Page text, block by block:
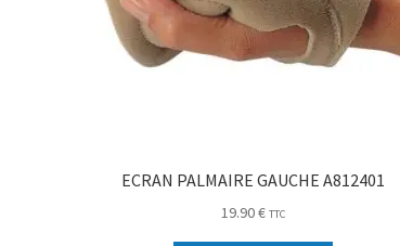
ECRAN PALMAIRE GAUCHE A812401
19.90€ TTC